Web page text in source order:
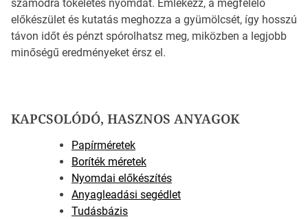
számodra tökéletes nyomdát. Emlékezz, a megfelelő
előkészület és kutatás meghozza a gyümölcsét, így hosszú
távon időt és pénzt spórolhatsz meg, miközben a legjobb
minőségű eredményeket érsz el.
KAPCSOLÓDÓ, HASZNOS ANYAGOK
Papírméretek
Boríték méretek
Nyomdai előkészítés
Anyagleadási segédlet
Tudásbázis